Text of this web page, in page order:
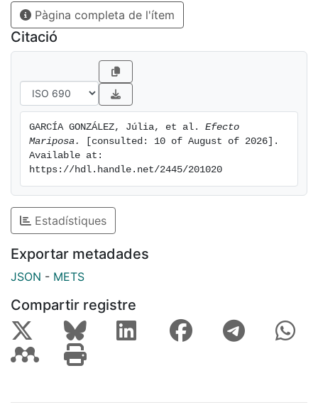
Pàgina completa de l'ítem
Citació
GARCÍA GONZÁLEZ, Júlia, et al. Efecto
Mariposa.
[consulted: 10 of August of 2026].
Available at:
https://hdl.handle.net/2445/201020
Estadístiques
Exportar metadades
JSON - METS
Compartir registre